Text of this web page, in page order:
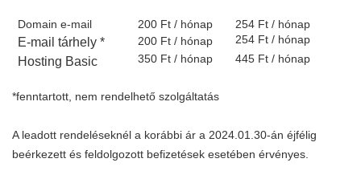
Domain e-mail 200 Ft / hónap 254 Ft / hónap
E-mail tárhely * 200 Ft / hónap 254 Ft / hónap
Hosting Basic 350 Ft / hónap 445 Ft / hónap
*fenntartott, nem rendelhető szolgáltatás
A leadott rendeléseknél a korábbi ár a 2024.01.30-án éjfélig
beérkezett és feldolgozott befizetések esetében érvényes.